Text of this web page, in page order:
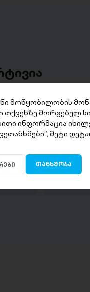
30
დაისვი
მოწყობილობის
თქვენზე მორგებულ
ინფორმაცია
მეტი
თანხმობა